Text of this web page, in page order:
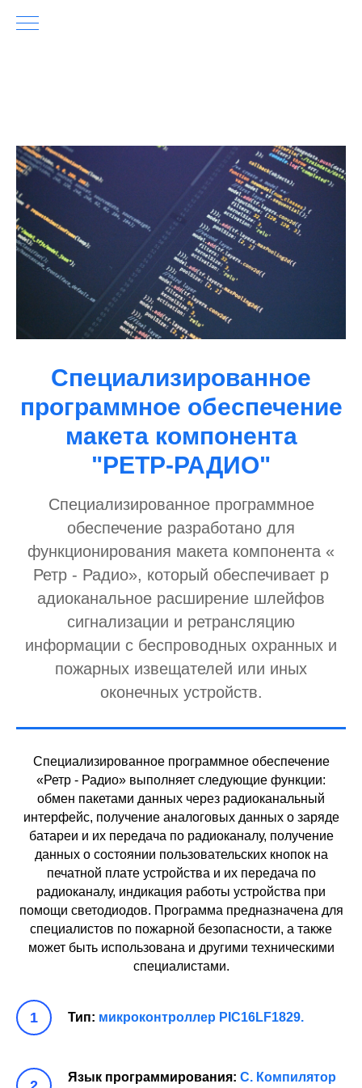
Специализированное
программное обеспечение
макета компонента
"РЕТР-РАДИО"
Специализированное программное
обеспечение разработано для
функционирования макета компонента «
Ретр - Радио», который обеспечивает р
адиоканальное расширение шлейфов
сигнализации и ретрансляцию
информации с беспроводных охранных и
пожарных извещателей или иных
оконечных устройств.
Специализированное программное обеспечение
«Ретр - Радио» выполняет следующие функции:
обмен пакетами данных через радиоканальный
интерфейс, получение аналоговых данных о заряде
батареи и их передача по радиоканалу, получение
данных о состоянии пользовательских кнопок на
печатной плате устройства и их передача по
радиоканалу, индикация работы устройства при
помощи светодиодов. Программа предназначена для
специалистов по пожарной безопасности, а также
может быть использована и другими техническими
специалистами.
Тип: микроконтроллер PIC16LF1829.
Язык программирования: С. Компилятор